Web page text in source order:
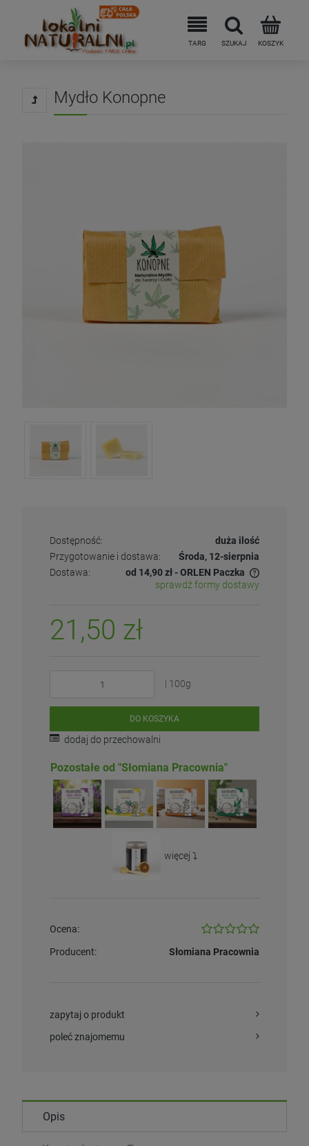
Mydło Konopne
Dostępność:
duża ilość
Przygotowanie i dostawa:
Środa, 12-sierpnia
Dostawa:
od 14,90 zł- ORLEN Paczka
sprawdź formy dostawy
21,50 zł
| 100g
DO KOSZYKA
dodaj do przechowalni
Pozostałe od "Słomiana Pracownia"
więcej ⤵️
Ocena:
Producent: Słomiana Pracownia
zapytaj o produkt
poleć znajomemu
Opis